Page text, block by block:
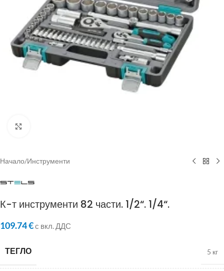
Начало/Инструменти
К-т инструменти 82 части. 1/2“. 1/4“.
109.74€с вкл. ДДС
ТЕГЛО 5 кг